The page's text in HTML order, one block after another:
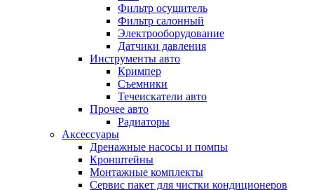
Фильтр осушитель
Фильтр салонный
Электрооборудование
Датчики давления
Инструменты авто
Кримпер
Съемники
Течеискатели авто
Прочее авто
Радиаторы
Аксессуары
Дренажные насосы и помпы
Кронштейны
Монтажные комплекты
Сервис пакет для чистки кондиционеров